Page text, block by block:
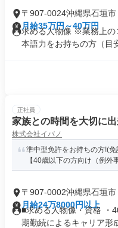
〒907-0024沖縄県石垣市
月給35万円～40万円
求める人物像 ※業務上の
本語力をお持ちの方（目
正社員
家族との時間を大切に
株式会社イバノ
準中型免許をお持ちの方!(
【40歳以下の方向け（例外
〒907-0002沖縄県石垣市
月給24万8000円以上
■求める人物像・資格 ・
期勤続によるキャリア形